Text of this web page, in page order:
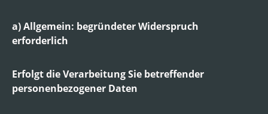
a) Allgemein: begründeter Widerspruch
erforderlich
Erfolgt die Verarbeitung Sie betreffender
personenbezogener Daten